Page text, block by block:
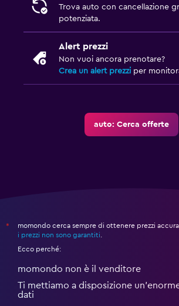
Trova auto con cancellazione
potenziata.
Alert prezzi
Non vuoi ancora prenotare?
Crea un alert prezzi per
auto: Cerca offerte
*
momondo cerca sempre di ottenere prezzi
i prezzi non sono garantiti.
Ecco perché:
momondo non è il venditore
Ti mettiamo a disposizione
dati